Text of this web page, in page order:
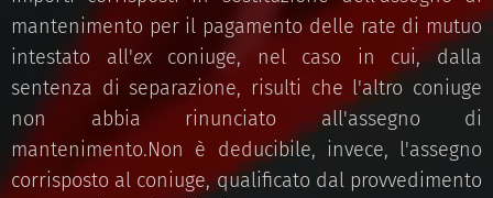
mantenimento per il pagamento delle rate di mutuo
intestato all'ex coniuge, nel caso in cui, dalla
sentenza di separazione, risulti che l'altro coniuge
non abbia rinunciato all'assegno di
mantenimento.Non è deducibile, invece, l'assegno
corrisposto al coniuge, qualificato dal provvedimento